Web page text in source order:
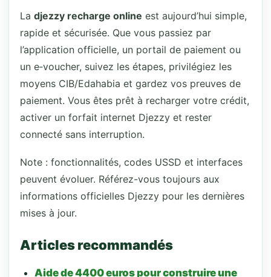
La djezzy recharge online est aujourd’hui simple,
rapide et sécurisée. Que vous passiez par
l’application officielle, un portail de paiement ou
un e‑voucher, suivez les étapes, privilégiez les
moyens CIB/Edahabia et gardez vos preuves de
paiement. Vous êtes prêt à recharger votre crédit,
activer un forfait internet Djezzy et rester
connecté sans interruption.
Note : fonctionnalités, codes USSD et interfaces
peuvent évoluer. Référez-vous toujours aux
informations officielles Djezzy pour les dernières
mises à jour.
Articles recommandés
Aide de 4400 euros pour construire une